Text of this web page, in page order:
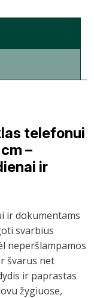
telefonui
–
ir
ir dokumentams
svarbius
neperšlampamos
švarus net
ir paprastas
žygiuose,